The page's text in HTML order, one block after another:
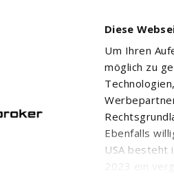
Diese
Um Ihren
möglich zu
Ebenfalls
USA besteht
2023 ein
ELLOMAY CAPITAL LTD